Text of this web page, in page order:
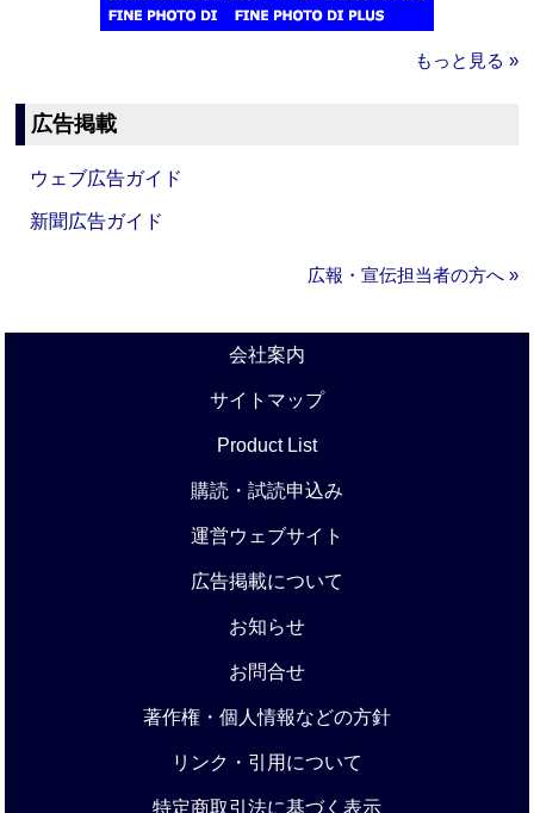
もっと見る »
広告掲載
ウェブ広告ガイド
新聞広告ガイド
広報・宣伝担当者の方へ »
会社案内
サイトマップ
Product List
購読・試読申込み
運営ウェブサイト
広告掲載について
お知らせ
お問合せ
著作権・個人情報などの方針
リンク・引用について
特定商取引法に基づく表示